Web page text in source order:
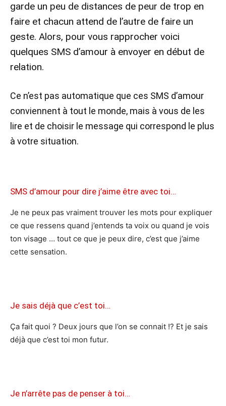
garde un peu de distances de peur de trop en
faire et chacun attend de l’autre de faire un
geste. Alors, pour vous rapprocher voici
quelques SMS d’amour à envoyer en début de
relation.
Ce n’est pas automatique que ces SMS d’amour
conviennent à tout le monde, mais à vous de les
lire et de choisir le message qui correspond le plus
à votre situation.
SMS d’amour pour dire j’aime être avec toi…
Je ne peux pas vraiment trouver les mots pour expliquer
ce que ressens quand j’entends ta voix ou quand je vois
ton visage … tout ce que je peux dire, c’est que j’aime
cette sensation.
Je sais déjà que c’est toi…
Ça fait quoi ? Deux jours que l’on se connait !? Et je sais
déjà que c’est toi mon futur.
Je n’arrête pas de penser à toi…